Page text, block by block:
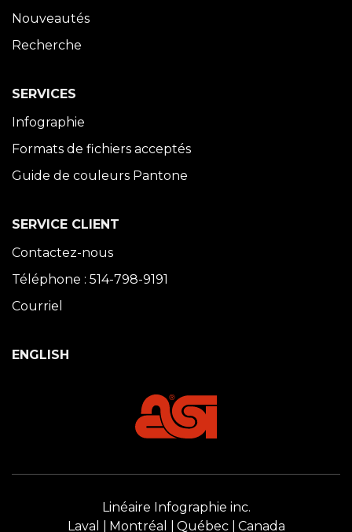
Nouveautés
Recherche
SERVICES
Infographie
Formats de fichiers acceptés
Guide de couleurs Pantone
SERVICE CLIENT
Contactez-nous
Téléphone : 514-798-9191
Courriel
ENGLISH
Linéaire Infographie inc.
Laval
Montréal Québec Canada